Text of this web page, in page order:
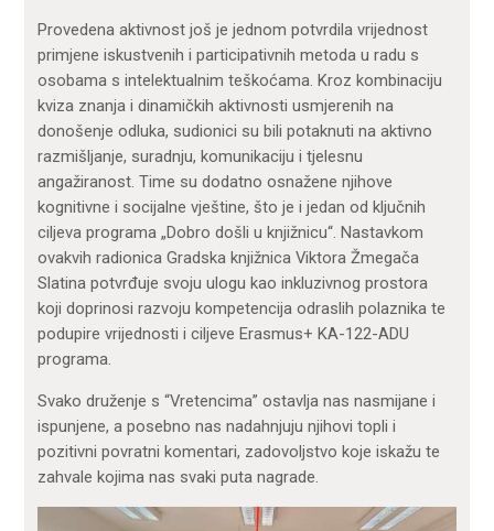
Provedena aktivnost još je jednom potvrdila vrijednost
primjene iskustvenih i participativnih metoda u radu s
osobama s intelektualnim teškoćama. Kroz kombinaciju
kviza znanja i dinamičkih aktivnosti usmjerenih na
donošenje odluka, sudionici su bili potaknuti na aktivno
razmišljanje, suradnju, komunikaciju i tjelesnu
angažiranost. Time su dodatno osnažene njihove
kognitivne i socijalne vještine, što je i jedan od ključnih
ciljeva programa „Dobro došli u knjižnicu“. Nastavkom
ovakvih radionica Gradska knjižnica Viktora Žmegača
Slatina potvrđuje svoju ulogu kao inkluzivnog prostora
koji doprinosi razvoju kompetencija odraslih polaznika te
podupire vrijednosti i ciljeve Erasmus+ KA-122-ADU
programa.
Svako druženje s “Vretencima” ostavlja nas nasmijane i
ispunjene, a posebno nas nadahnjuju njihovi topli i
pozitivni povratni komentari, zadovoljstvo koje iskažu te
zahvale kojima nas svaki puta nagrade.